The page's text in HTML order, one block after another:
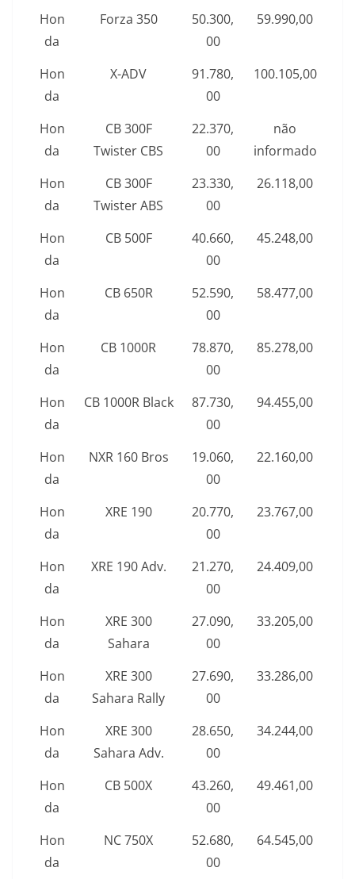
Hon
da
Forza 350
50.300,
00
59.990,00
Hon
da
X-ADV
91.780,
00
100.105,00
Hon
da
CB 300F
Twister CBS
22.370,
00
não
informado
Hon
da
CB 300F
Twister ABS
23.330,
00
26.118,00
Hon
da
CB 500F
40.660,
00
45.248,00
Hon
da
CB 650R
52.590,
00
58.477,00
Hon
da
CB 1000R
78.870,
00
85.278,00
Hon
da
CB 1000R Black
87.730,
00
94.455,00
Hon
da
NXR 160 Bros
19.060,
00
22.160,00
Hon
da
XRE 190
20.770,
00
23.767,00
Hon
da
XRE 190 Adv.
21.270,
00
24.409,00
Hon
da
XRE 300
Sahara
27.090,
00
33.205,00
Hon
da
XRE 300
Sahara Rally
27.690,
00
33.286,00
Hon
da
XRE 300
Sahara Adv.
28.650,
00
34.244,00
Hon
da
CB 500X
43.260,
00
49.461,00
Hon
da
NC 750X
52.680,
00
64.545,00